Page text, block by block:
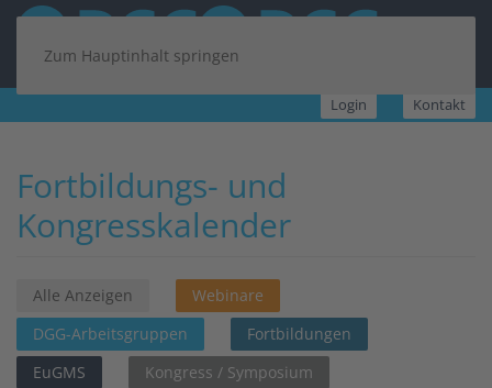
Zum Hauptinhalt springen
Login Kontakt
Fortbildungs- und
Kongresskalender
Alle Anzeigen
Webinare
DGG-Arbeitsgruppen
Fortbildungen
EuGMS
Kongress / Symposium